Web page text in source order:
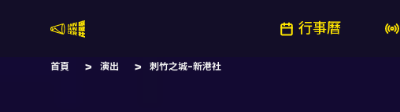
行事曆
首頁 演出 刺竹之城-新港社